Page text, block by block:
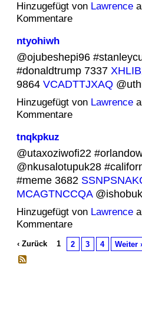
Hinzugefügt von Lawrence
Kommentare
ntyohiwh
@ojubeshepi96
#donaldtrump 7337
9864 VCADTTJXAQ
Hinzugefügt von Lawrence
Kommentare
tnqkpkuz
@utaxoziwofi22
@nkusalotupuk28
#meme 3682
MCAGTNCCQA
Hinzugefügt von Lawrence
Kommentare
‹ Zurück 1 2 3 4 Weiter ›